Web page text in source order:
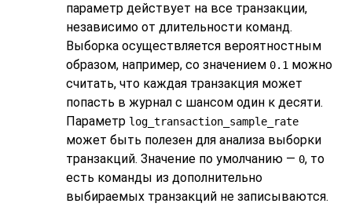
параметр действует на все транзакции,
независимо от длительности команд.
Выборка осуществляется вероятностным
образом, например, со значением 0.1 можно
считать, что каждая транзакция может
попасть в журнал с шансом один к десяти.
Параметр log_transaction_sample_rate
может быть полезен для анализа выборки
транзакций. Значение по умолчанию — 0, то
есть команды из дополнительно
выбираемых транзакций не записываются.